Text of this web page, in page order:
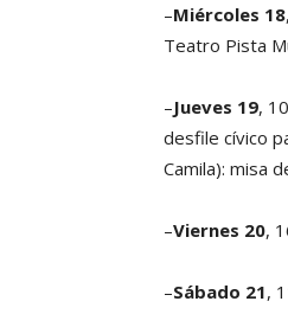
–Miércoles 18
Teatro Pista
–Jueves 19,
desfile cívico
Camila): misa
–Viernes 20,
–Sábado 21,